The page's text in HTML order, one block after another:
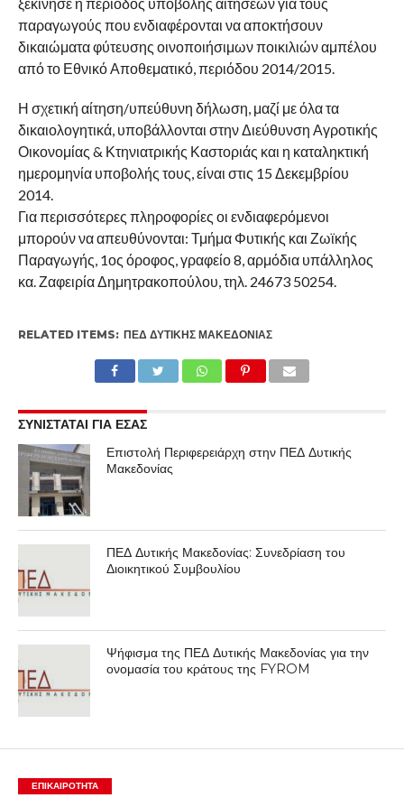
παραγωγούς που ενδιαφέρονται να αποκτήσουν
δικαιώματα φύτευσης οινοποιήσιμων ποικιλιών αμπέλου
από το Εθνικό Αποθεματικό, περιόδου 2014/2015.
Η σχετική αίτηση/υπεύθυνη δήλωση, μαζί με όλα τα
δικαιολογητικά, υποβάλλονται στην Διεύθυνση Αγροτικής
Οικονομίας & Κτηνιατρικής Καστοριάς και η καταληκτική
ημερομηνία υποβολής τους, είναι στις 15 Δεκεμβρίου
2014.
Για περισσότερες πληροφορίες οι ενδιαφερόμενοι
μπορούν να απευθύνονται: Τμήμα Φυτικής και Ζωϊκής
Παραγωγής, 1ος όροφος, γραφείο 8, αρμόδια υπάλληλος
κα. Ζαφειρία Δημητρακοπούλου, τηλ. 24673 50254.
RELATED ITEMS: ΠΕΔ ΔΥΤΙΚΉΣ ΜΑΚΕΔΟΝΊΑΣ
ΣΥΝΙΣΤΑΤΑΙ ΓΙΑ ΕΣΑΣ
Επιστολή Περιφερειάρχη στην ΠΕΔ Δυτικής
Μακεδονίας
ΠΕΔ Δυτικής Μακεδονίας: Συνεδρίαση του
Διοικητικού Συμβουλίου
Ψήφισμα της ΠΕΔ Δυτικής Μακεδονίας για την
ονομασία του κράτους της FYROM
ΕΠΙΚΑΙΡΟΤΗΤΑ